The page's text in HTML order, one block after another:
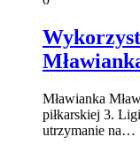
Mławianka
piłkarskiej 3.
utrzymanie na…